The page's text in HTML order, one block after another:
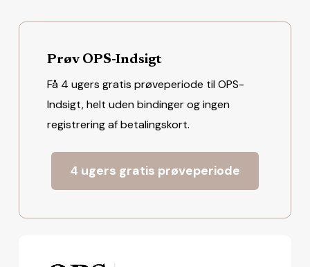
Prøv OPS-Indsigt
Få 4 ugers gratis prøveperiode til OPS-
Indsigt, helt uden bindinger og ingen
registrering af betalingskort.
4 ugers gratis prøveperiode